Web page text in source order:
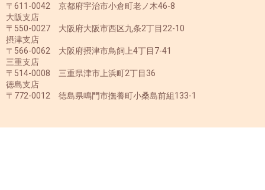
〒611-0042 京都府宇治市小倉町老ノ木46-8
大阪支店
〒550-0027 大阪府大阪市西区九条2丁目22-10
摂津支店
〒566-0062 大阪府摂津市鳥飼上4丁目7-41
三重支店
〒514-0008 三重県津市上浜町2丁目36
徳島支店
〒772-0012 徳島県鳴門市撫養町小桑島前組133-1